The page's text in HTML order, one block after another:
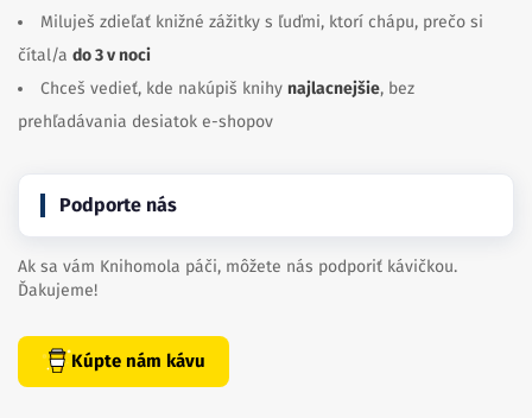
Miluješ zdieľať knižné zážitky s ľuďmi, ktorí chápu, prečo si
čítal/a do 3 v noci
Chceš vedieť, kde nakúpiš knihy najlacnejšie, bez
prehľadávania desiatok e-shopov
Podporte nás
Ak sa vám Knihomola páči, môžete nás podporiť kávičkou.
Ďakujeme!
Kúpte nám kávu